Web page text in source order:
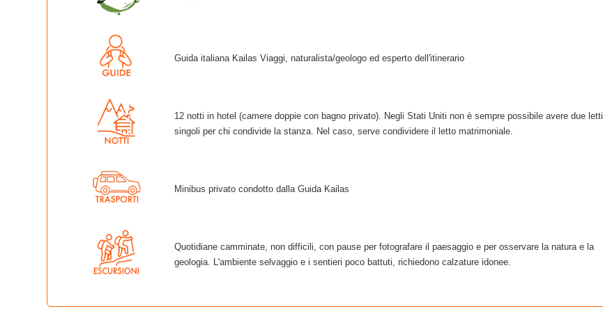
Guida italiana Kailas Viaggi, naturalista/geologo ed esperto dell'itinerario
12 notti in hotel (camere doppie con bagno privato). Negli Stati Uniti non è sempre possibile avere due letti
singoli per chi condivide la stanza. Nel caso, serve condividere il letto matrimoniale.
Minibus privato condotto dalla Guida Kailas
Quotidiane camminate, non difficili, con pause per fotografare il paesaggio e per osservare la natura e la
geologia. L'ambiente selvaggio e i sentieri poco battuti, richiedono calzature idonee.